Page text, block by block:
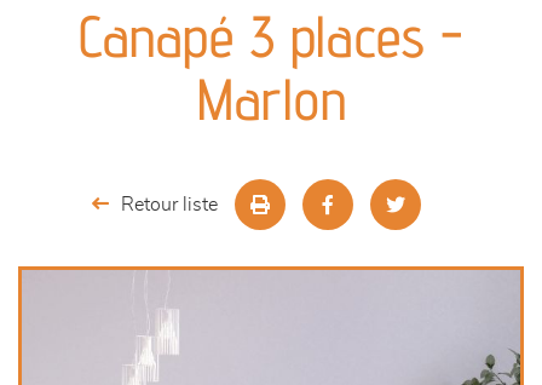
séjours
meubles de complément
Canapé 3 places -
Marlon
Retour liste